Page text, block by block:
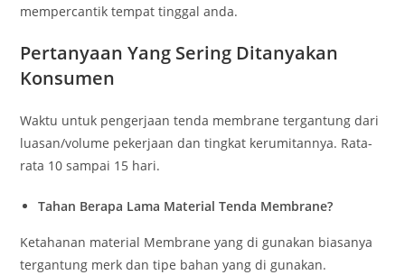
mempercantik tempat tinggal anda.
Pertanyaan Yang Sering Ditanyakan
Konsumen
Waktu untuk pengerjaan tenda membrane tergantung dari
luasan/volume pekerjaan dan tingkat kerumitannya. Rata-
rata 10 sampai 15 hari.
Tahan Berapa Lama Material Tenda Membrane?
Ketahanan material Membrane yang di gunakan biasanya
tergantung merk dan tipe bahan yang di gunakan.